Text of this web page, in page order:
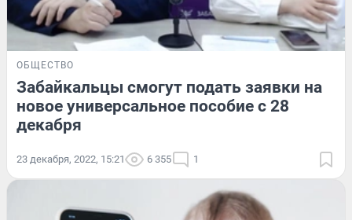
ОБЩЕСТВО
Забайкальцы смогут подать заявки на
новое универсальное пособие с 28
декабря
23 декабря, 2022, 15:21 6 355 1